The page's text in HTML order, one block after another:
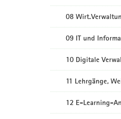
08
09 IT und
10 Digitale
11 Lehrgänge,
12 E-Learning-